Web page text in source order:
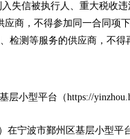
入失信被执行人、重大税收违
商，不得参加同一合同项
测等服务的供应商，不得
小型平台（https://
在宁波市鄞州区基层小型平